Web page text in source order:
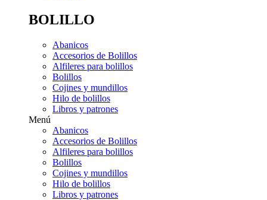
BOLILLO
Abanicos
Accesorios de Bolillos
Alfileres para bolillos
Bolillos
Cojines y mundillos
Hilo de bolillos
Libros y patrones
Menú
Abanicos
Accesorios de Bolillos
Alfileres para bolillos
Bolillos
Cojines y mundillos
Hilo de bolillos
Libros y patrones